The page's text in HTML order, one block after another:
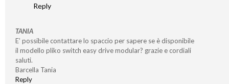
Reply
TANIA
E’ possibile contattare lo spaccio per sapere se è disponibile
il modello pliko switch easy drive modular? grazie e cordiali
saluti.
Barcella Tania
Reply